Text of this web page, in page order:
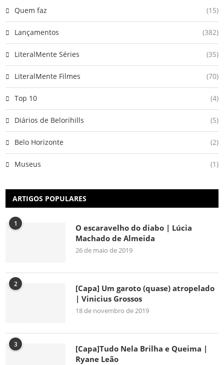
Quem faz (15)
Lançamentos (382)
LiteralMente Séries (35)
LiteralMente Filmes (70)
Top 10 (4)
Diários de Belorihills (5)
Belo Horizonte (2)
Museus (1)
ARTIGOS POPULARES
1
O escaravelho do diabo | Lúcia
Machado de Almeida
26 de maio de 2019
2
[Capa] Um garoto (quase) atropelado
| Vinicius Grossos
18 de novembro de 2019
3
[Capa]Tudo Nela Brilha e Queima |
Ryane Leão